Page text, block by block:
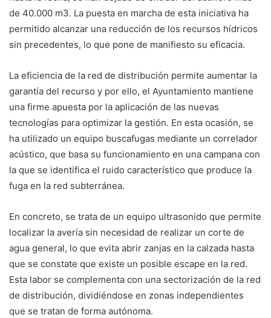
de 40.000 m3. La puesta en marcha de esta iniciativa ha
permitido alcanzar una reducción de los recursos hídricos
sin precedentes, lo que pone de manifiesto su eficacia.
La eficiencia de la red de distribución permite aumentar la
garantía del recurso y por ello, el Ayuntamiento mantiene
una firme apuesta por la aplicación de las nuevas
tecnologías para optimizar la gestión. En esta ocasión, se
ha utilizado un equipo buscafugas mediante un correlador
acústico, que basa su funcionamiento en una campana con
la que se identifica el ruido característico que produce la
fuga en la red subterránea.
En concreto, se trata de un equipo ultrasonido que permite
localizar la avería sin necesidad de realizar un corte de
agua general, lo que evita abrir zanjas en la calzada hasta
que se constate que existe un posible escape en la red.
Esta labor se complementa con una sectorización de la red
de distribución, dividiéndose en zonas independientes
que se tratan de forma autónoma.